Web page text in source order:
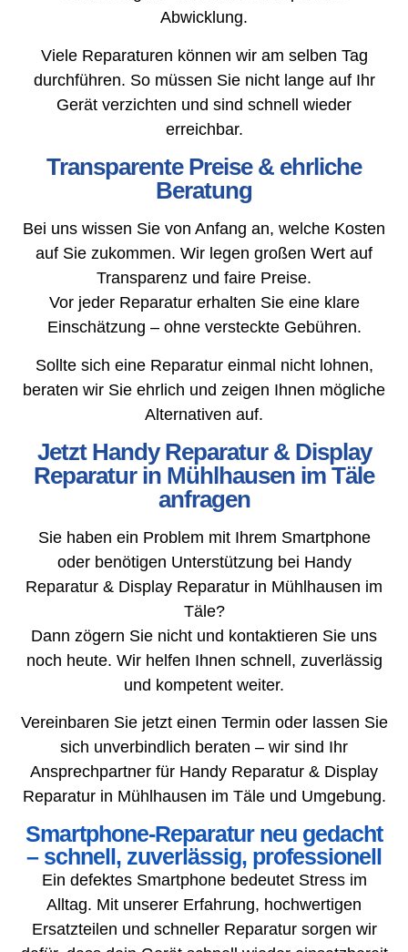
Abwicklung.
Viele Reparaturen können wir am selben Tag
durchführen. So müssen Sie nicht lange auf Ihr
Gerät verzichten und sind schnell wieder
erreichbar.
Transparente Preise & ehrliche
Beratung
Bei uns wissen Sie von Anfang an, welche Kosten
auf Sie zukommen. Wir legen großen Wert auf
Transparenz und faire Preise.
Vor jeder Reparatur erhalten Sie eine klare
Einschätzung – ohne versteckte Gebühren.
Sollte sich eine Reparatur einmal nicht lohnen,
beraten wir Sie ehrlich und zeigen Ihnen mögliche
Alternativen auf.
Jetzt Handy Reparatur & Display
Reparatur in Mühlhausen im Täle
anfragen
Sie haben ein Problem mit Ihrem Smartphone
oder benötigen Unterstützung bei Handy
Reparatur & Display Reparatur in Mühlhausen im
Täle?
Dann zögern Sie nicht und kontaktieren Sie uns
noch heute. Wir helfen Ihnen schnell, zuverlässig
und kompetent weiter.
Vereinbaren Sie jetzt einen Termin oder lassen Sie
sich unverbindlich beraten – wir sind Ihr
Ansprechpartner für Handy Reparatur & Display
Reparatur in Mühlhausen im Täle und Umgebung.
Smartphone-Reparatur neu gedacht
– schnell, zuverlässig, professionell
Ein defektes Smartphone bedeutet Stress im
Alltag. Mit unserer Erfahrung, hochwertigen
Ersatzteilen und schneller Reparatur sorgen wir